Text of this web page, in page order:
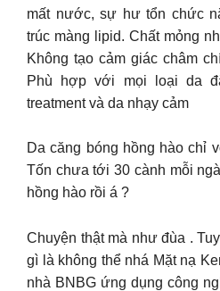
mất nước, sự hư tổn chức
trúc màng lipid. Chất mỏng
Không tạo cảm giác châm
Phù hợp với mọi loại da
treatment và da nhạy cảm
Da căng bóng hồng hào chỉ
Tốn chưa tới 30 cành mỗi
hồng hào rồi á ?
Chuyện thật mà như đùa .
gì là không thể nhá Mặt nạ
nhà BNBG ứng dụng công